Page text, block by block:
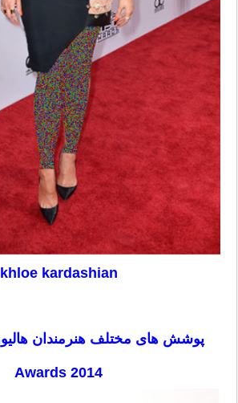
khloe kardashian
Awards 2014